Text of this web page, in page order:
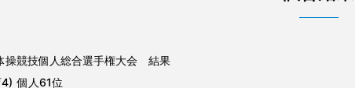
操競技個人総合選手権大会 結果
個人61位